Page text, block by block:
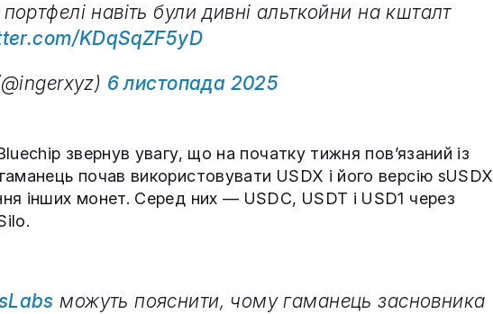
навіть були дивні альткойни на кшталт
KDqSqZF5yD
6 листопада 2025
звернув увагу, що на початку тижня пов’язаний із
почав використовувати USDX і його версію sUSDX
інших монет. Серед них — USDC, USDT і USD1 через
можуть пояснити, чому гаманець засновника